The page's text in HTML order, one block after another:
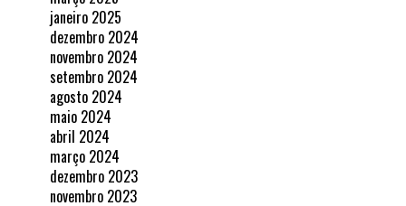
janeiro 2025
dezembro 2024
novembro 2024
setembro 2024
agosto 2024
maio 2024
abril 2024
março 2024
dezembro 2023
novembro 2023